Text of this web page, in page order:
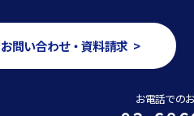
お問い合わせ・資料請求 >
お電話での